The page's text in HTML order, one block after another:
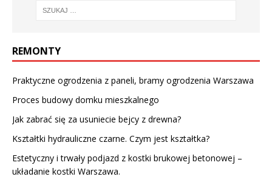
REMONTY
Praktyczne ogrodzenia z paneli, bramy ogrodzenia Warszawa
Proces budowy domku mieszkalnego
Jak zabrać się za usuniecie bejcy z drewna?
Kształtki hydrauliczne czarne. Czym jest kształtka?
Estetyczny i trwały podjazd z kostki brukowej betonowej –
układanie kostki Warszawa.